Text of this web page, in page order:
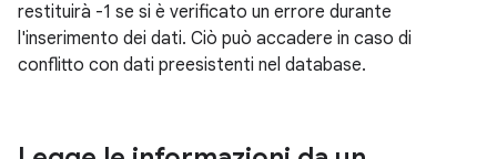
restituirà -1 se si è verificato un errore durante
l'inserimento dei dati. Ciò può accadere in caso di
conflitto con dati preesistenti nel database.